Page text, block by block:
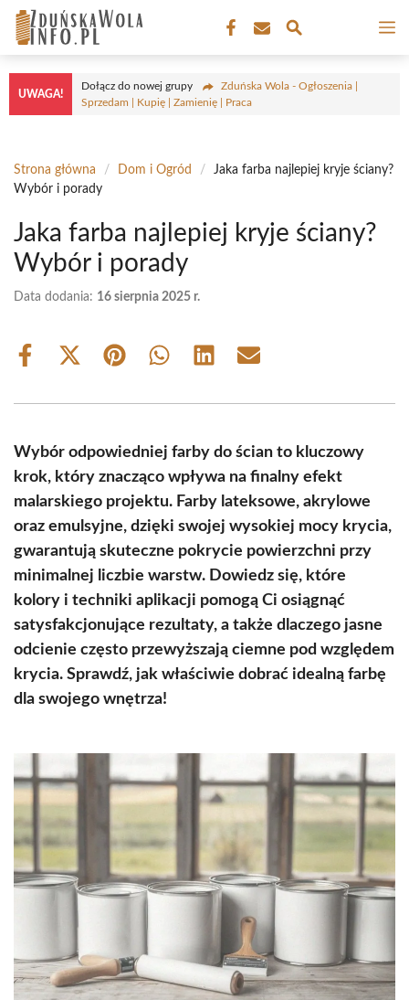
Przejdź
treści
UWAGA!
Dołącz do nowej grupy
Zduńska Wola - Ogłoszenia |
Sprzedam | Kupię | Zamienię | Praca
Strona główna / Dom i Ogród /
Jaka farba najlepiej kryje ściany?
Wybór i porady
Jaka farba najlepiej kryje ściany?
Wybór i porady
Data dodania: 16 sierpnia 2025 r.
Share
Share
(Twitter)
Share Share Share Share
Wybór odpowiedniej farby do ścian to kluczowy
krok, który znacząco wpływa na finalny efekt
malarskiego projektu. Farby lateksowe, akrylowe
oraz emulsyjne, dzięki swojej wysokiej mocy krycia,
gwarantują skuteczne pokrycie powierzchni przy
minimalnej liczbie warstw. Dowiedz się, które
kolory i techniki aplikacji pomogą Ci osiągnąć
satysfakcjonujące rezultaty, a także dlaczego jasne
odcienie często przewyższają ciemne pod względem
krycia. Sprawdź, jak właściwie dobrać idealną farbę
dla swojego wnętrza!